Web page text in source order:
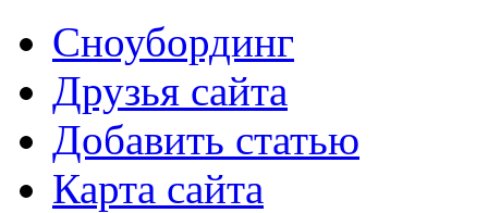
Сноубординг
Друзья сайта
Добавить статью
Карта сайта